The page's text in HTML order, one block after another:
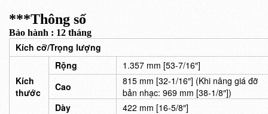
***Thông số
Bảo hành : 12 tháng
Kích cỡ/Trọng lượng
Kích
thước
Rộng
1.357 mm [53-7/16″]
Cao
815 mm [32-1/16″] (Khi nâng giá đỡ
bản nhạc: 969 mm [38-1/8″])
Dày
422 mm [16-5/8″]